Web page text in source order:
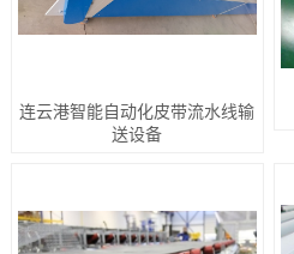
连云港智能自动化皮带流水线输
送设备